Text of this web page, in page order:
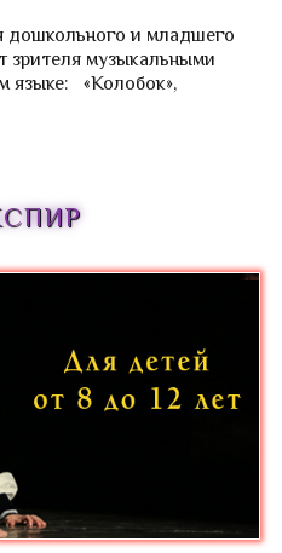
дошкольного и младшего
зрителя музыкальными
языке: «Колобок»,